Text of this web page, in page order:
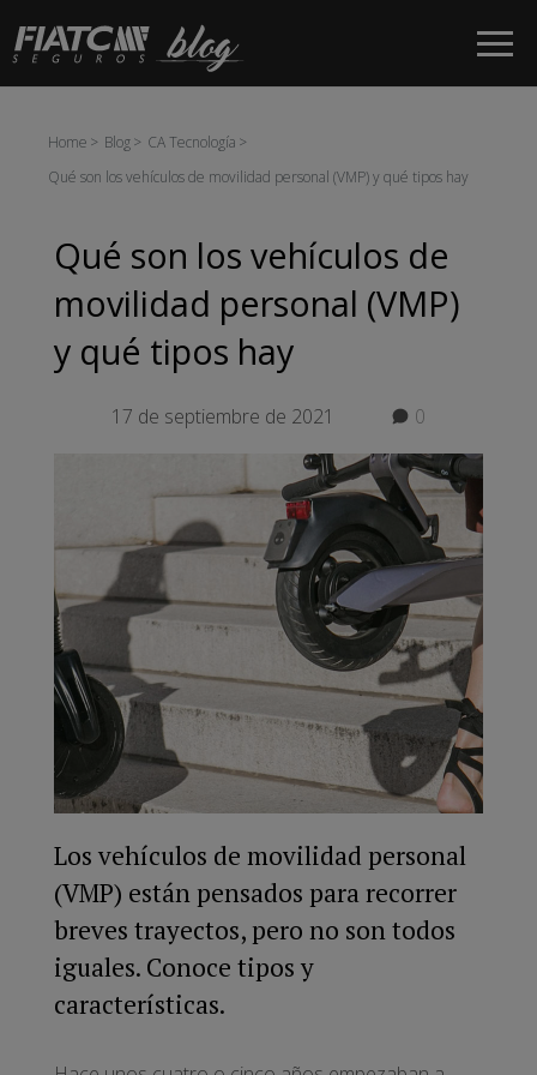
Saltar al contenido principal
Home Blog
CA Tecnología
Qué son los vehículos de movilidad personal (VMP) y qué tipos hay
Qué son los vehículos de
movilidad personal (VMP)
y qué tipos hay
17 de septiembre de 2021 0
Los vehículos de movilidad personal
(VMP) están pensados para recorrer
breves trayectos, pero no son todos
iguales. Conoce tipos y
características.